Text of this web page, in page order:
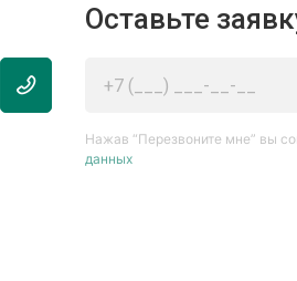
Оставьте
Нажав “Перезвоните мне” вы
данных